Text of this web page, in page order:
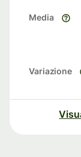
Media
Variazione